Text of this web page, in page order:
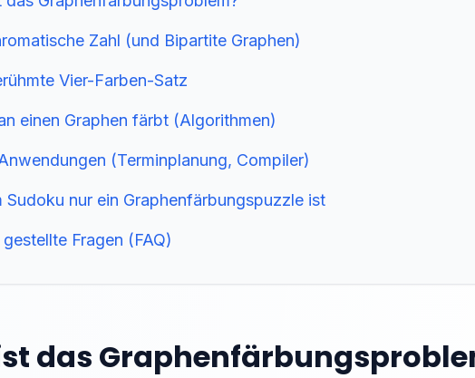
Zahl (und Bipartite Graphen)
Vier-Farben-Satz
einen Graphen färbt (Algorithmen)
(Terminplanung, Compiler)
Sudoku nur ein Graphenfärbungspuzzle ist
Fragen (FAQ)
das